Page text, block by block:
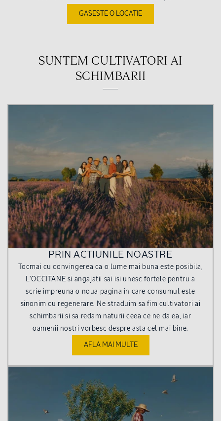
GASESTE O LOCATIE
SUNTEM CULTIVATORI AI
SCHIMBARII
PRIN ACTIUNILE NOASTRE
Tocmai cu convingerea ca o lume mai buna este posibila,
L'OCCITANE si angajatii sai isi unesc fortele pentru a
scrie impreuna o noua pagina in care consumul este
sinonim cu regenerare. Ne straduim sa fim cultivatori ai
schimbarii si sa redam naturii ceea ce ne da ea, iar
oamenii nostri vorbesc despre asta cel mai bine.
AFLA MAI MULTE